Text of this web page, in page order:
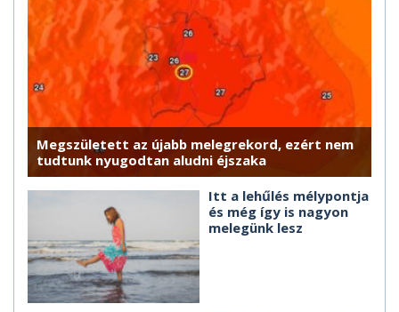
Megszületett az újabb melegrekord, ezért nem
tudtunk nyugodtan aludni éjszaka
Itt a lehűlés mélypontja
és még így is nagyon
melegünk lesz